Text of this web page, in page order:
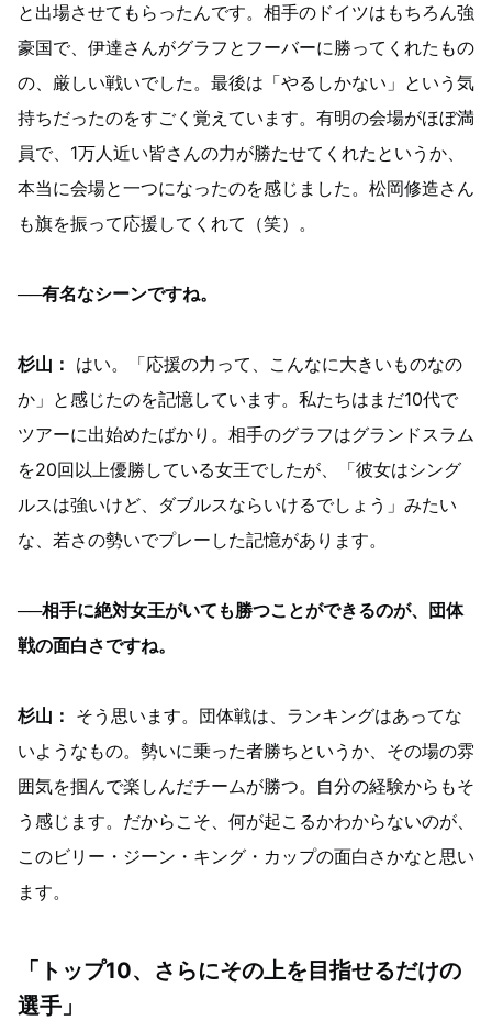
と出場させてもらったんです。相手のドイツはもちろん強
豪国で、伊達さんがグラフとフーバーに勝ってくれたもの
の、厳しい戦いでした。最後は「やるしかない」という気
持ちだったのをすごく覚えています。有明の会場がほぼ満
員で、1万人近い皆さんの力が勝たせてくれたというか、
本当に会場と一つになったのを感じました。松岡修造さん
も旗を振って応援してくれて（笑）。
──有名なシーンですね。
杉山： はい。「応援の力って、こんなに大きいものなの
か」と感じたのを記憶しています。私たちはまだ10代で
ツアーに出始めたばかり。相手のグラフはグランドスラム
を20回以上優勝している女王でしたが、「彼女はシング
ルスは強いけど、ダブルスならいけるでしょう」みたい
な、若さの勢いでプレーした記憶があります。
──相手に絶対女王がいても勝つことができるのが、団体
戦の面白さですね。
杉山： そう思います。団体戦は、ランキングはあってな
いようなもの。勢いに乗った者勝ちというか、その場の雰
囲気を掴んで楽しんだチームが勝つ。自分の経験からもそ
う感じます。だからこそ、何が起こるかわからないのが、
このビリー・ジーン・キング・カップの面白さかなと思い
ます。
「トップ10、さらにその上を目指せるだけの
選手」